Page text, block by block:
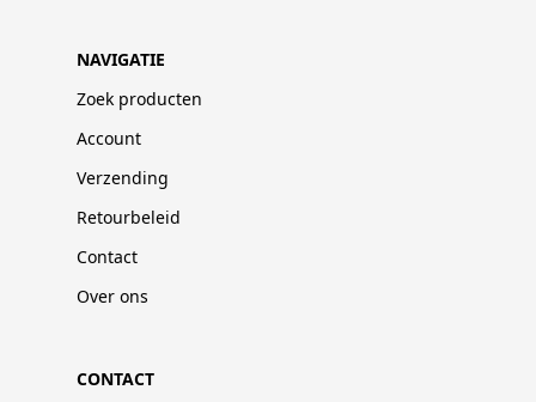
NAVIGATIE
Zoek producten
Account
Verzending
Retourbeleid
Contact
Over ons
CONTACT